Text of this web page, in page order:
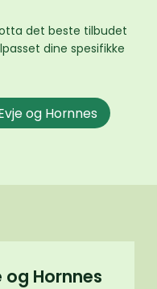
det beste tilbudet
dine spesifikke
og Hornnes
Hornnes